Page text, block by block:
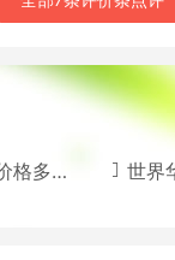
钱？ 世界